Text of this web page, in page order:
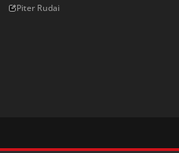
Piter Rudai